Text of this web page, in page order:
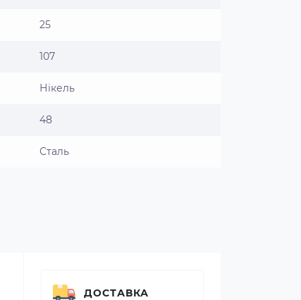
25
107
Нікель
48
Сталь
ДОСТАВКА